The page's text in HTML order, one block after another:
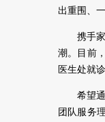
出重围、
携手
潮。目前
医生处就
希望
团队服务